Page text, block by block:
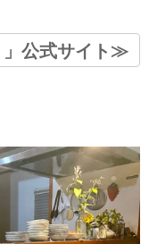
」公式サイト≫